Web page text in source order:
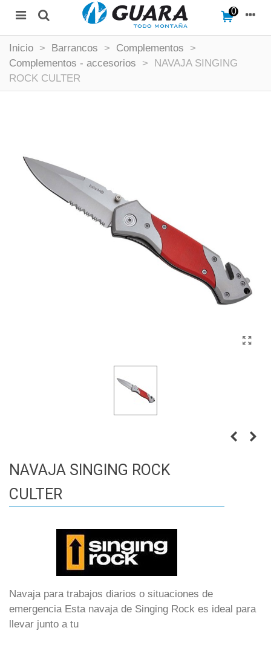
0
Inicio > Barrancos > Complementos
>
Complementos - accesorios
>
NAVAJA SINGING
ROCK CULTER
NAVAJA SINGING ROCK
CULTER
Navaja para trabajos diarios o situaciones de
emergencia Esta navaja de Singing Rock es ideal para
llevar junto a tu